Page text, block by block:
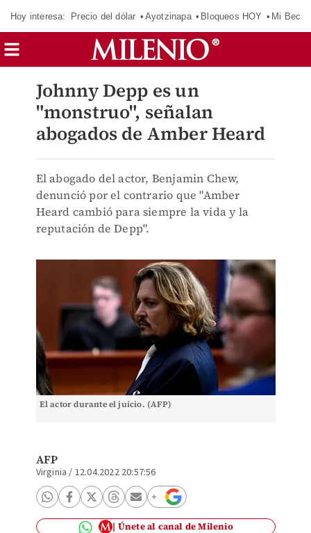
Hoy interesa: Precio del dólar Ayotzinapa Bloqueos HOY Mi Beca
Johnny Depp es un
"monstruo", señalan
abogados de Amber Heard
El abogado del actor, Benjamin Chew,
denunció por el contrario que "Amber
Heard cambió para siempre la vida y la
reputación de Depp".
El actor durante el juicio. (AFP)
AFP
Virginia / 12.04.2022 20:57:56
Únete al canal de Milenio